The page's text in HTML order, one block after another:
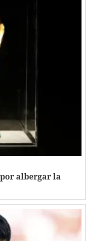
albergar la